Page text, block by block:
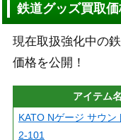
鉄道グッズ買取
現在取扱強化中の
価格を公開！
アイテム名
KATO Nゲージ サウン
2-101